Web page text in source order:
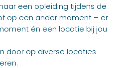
een opleiding tijdens de
op een ander moment – er
én een locatie bij jou
door op diverse locaties